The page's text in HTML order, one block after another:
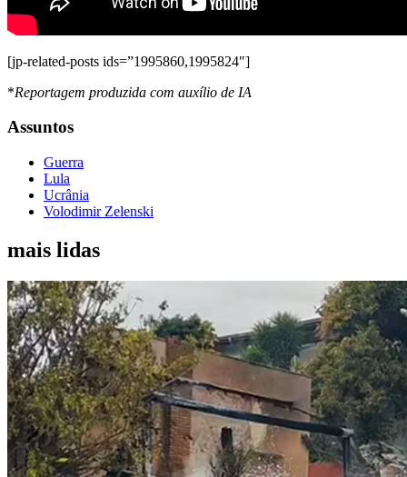
[jp-related-posts ids=”1995860,1995824″]
*Reportagem produzida com auxílio de IA
Assuntos
Guerra
Lula
Ucrânia
Volodimir Zelenski
mais lidas